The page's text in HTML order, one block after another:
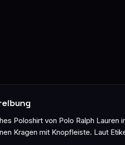
Poloshirt von Polo Ralph
Kragen mit Knopfleiste. Laut